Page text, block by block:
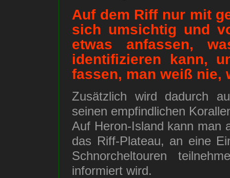
Auf dem Riff nur mit
sich umsichtig und
etwas anfassen,
identifizieren kann,
fassen, man weiß
Zusätzlich wird dadurch
seinen empfindlichen
Auf Heron-Island kann man
das Riff-Plateau, an eine
Schnorcheltouren
informiert wird.